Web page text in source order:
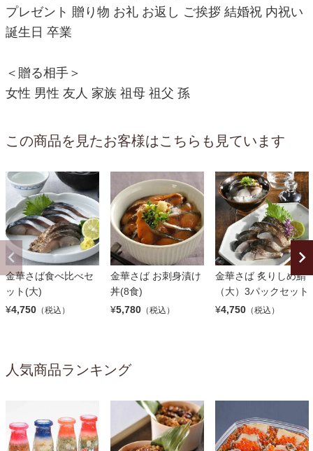
プレゼント 贈り物 お礼 お返し ご挨拶 結婚祝 内祝い
誕生日 卒業
＜贈る相手＞
女性 男性 友人 家族 祖母 祖父 孫
この商品を見たお客様はこちらも見ています
金華さば食べ比べセ
ット(大)
¥4,750 （税込）
金華さば お刺身漬け
丼(8食)
¥5,780 （税込）
金華さば 炙りしめ鯖
（大）3パックセット
¥4,750 （税込）
人気商品ランキング